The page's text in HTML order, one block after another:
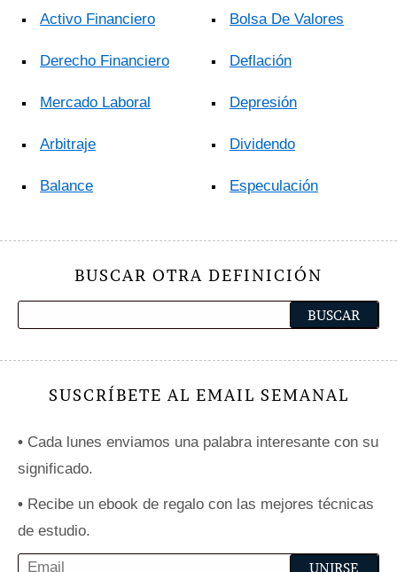
Activo Financiero
Derecho Financiero
Mercado Laboral
Arbitraje
Balance
Bolsa De Valores
Deflación
Depresión
Dividendo
Especulación
BUSCAR OTRA DEFINICIÓN
SUSCRÍBETE AL EMAIL SEMANAL
• Cada lunes enviamos una palabra interesante con su
significado.
• Recibe un ebook de regalo con las mejores técnicas
de estudio.